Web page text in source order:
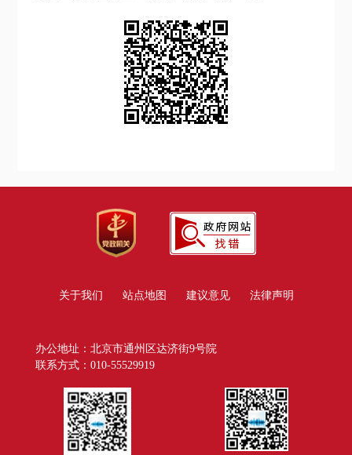
关于我们 站点地图 建议意见 法律声明
办公地址：北京市通州区达济街9号院
联系方式：010-55529919